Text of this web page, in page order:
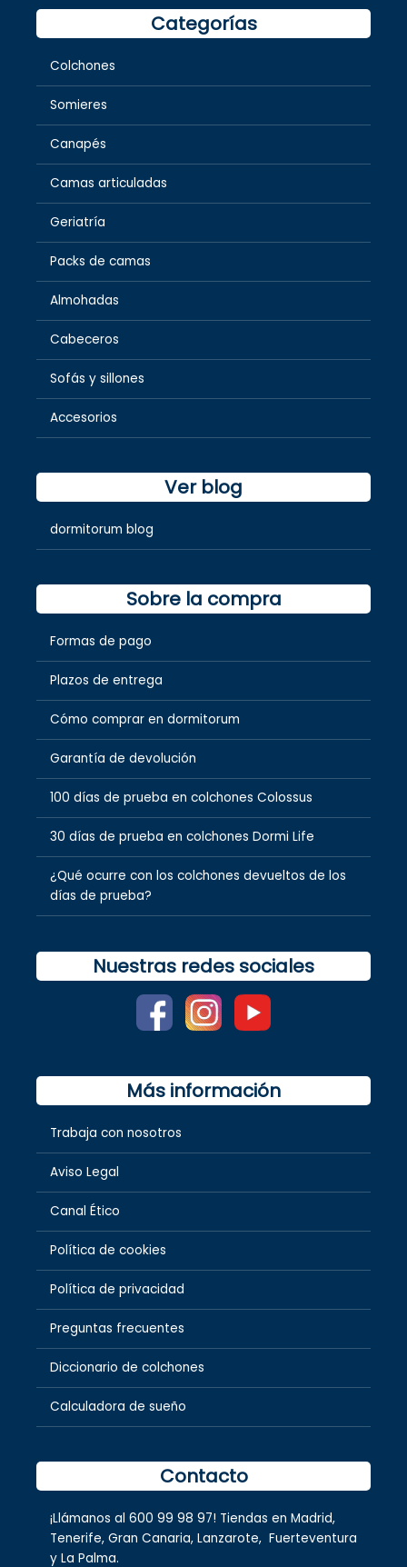
Categorías
Colchones
Somieres
Canapés
Camas articuladas
Geriatría
Packs de camas
Almohadas
Cabeceros
Sofás y sillones
Accesorios
Ver blog
dormitorum blog
Sobre la compra
Formas de pago
Plazos de entrega
Cómo comprar en dormitorum
Garantía de devolución
100 días de prueba en colchones Colossus
30 días de prueba en colchones Dormi Life
¿Qué ocurre con los colchones devueltos de los
días de prueba?
Nuestras redes sociales
Más información
Trabaja con nosotros
Aviso Legal
Canal Ético
Política de cookies
Política de privacidad
Preguntas frecuentes
Diccionario de colchones
Calculadora de sueño
Contacto
¡Llámanos al 600 99 98 97! Tiendas en Madrid,
Tenerife, Gran Canaria, Lanzarote, Fuerteventura
y La Palma.